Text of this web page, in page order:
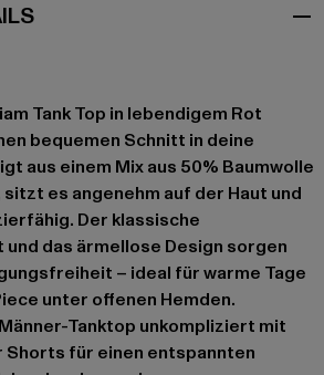
Tank Top in lebendigem Rot
bequemen Schnitt in deine
aus einem Mix aus 50% Baumwolle
es angenehm auf der Haut und
Der klassische
das ärmellose Design sorgen
– ideal für warme Tage
unter offenen Hemden.
Tanktop unkompliziert mit
Shorts für einen entspannten